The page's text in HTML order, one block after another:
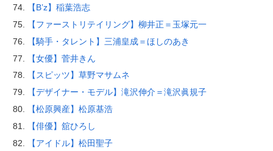
【B’z】稲葉浩志
【ファーストリテイリング】柳井正＝玉塚元一
【騎手・タレント】三浦皇成＝ほしのあき
【女優】菅井きん
【スピッツ】草野マサムネ
【デザイナー・モデル】滝沢伸介＝滝沢眞規子
【松原興産】松原基浩
【俳優】舘ひろし
【アイドル】松田聖子